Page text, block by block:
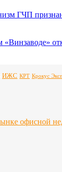
ГЧП
«Винзаводе»
ИЖС КРТ Крокус
офисной